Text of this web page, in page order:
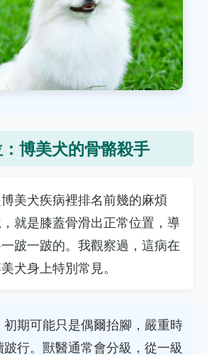
博美犬的骨骼殺手
美犬疾病裡排名前幾的麻煩
就是膝蓋骨滑出正常位置，導
跛一跛的。我觀察過，這病在
犬身上特別常見。
期可能只是偶爾抬腳，嚴重時
行。獸醫通常會分級，從一級